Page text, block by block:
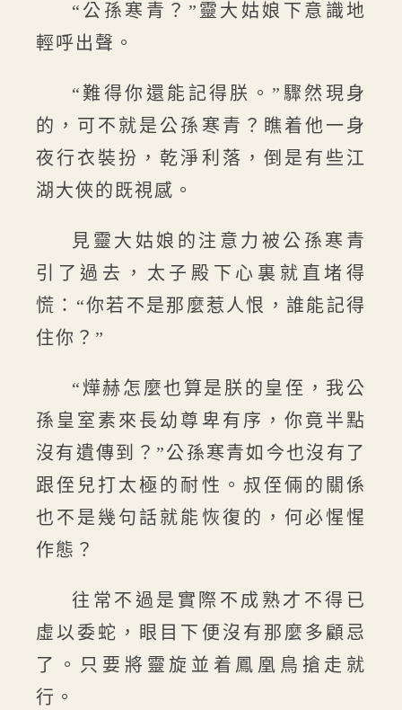
“公孫寒青？”靈大姑娘下意識地
輕呼出聲。
“難得你還能記得朕。”驟然現身
的，可不就是公孫寒青？瞧着他一身
夜行衣裝扮，乾淨利落，倒是有些江
湖大俠的既視感。
見靈大姑娘的注意力被公孫寒青
引了過去，太子殿下心裏就直堵得
慌：“你若不是那麼惹人恨，誰能記得
住你？”
“燁赫怎麼也算是朕的皇侄，我公
孫皇室素來長幼尊卑有序，你竟半點
沒有遺傳到？”公孫寒青如今也沒有了
跟侄兒打太極的耐性。叔侄倆的關係
也不是幾句話就能恢復的，何必惺惺
作態？
往常不過是實際不成熟才不得已
虛以委蛇，眼目下便沒有那麼多顧忌
了。只要將靈旋並着鳳凰鳥搶走就
行。